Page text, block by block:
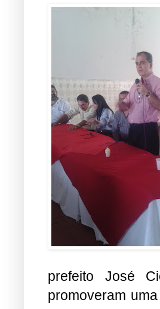
prefeito José
promoveram